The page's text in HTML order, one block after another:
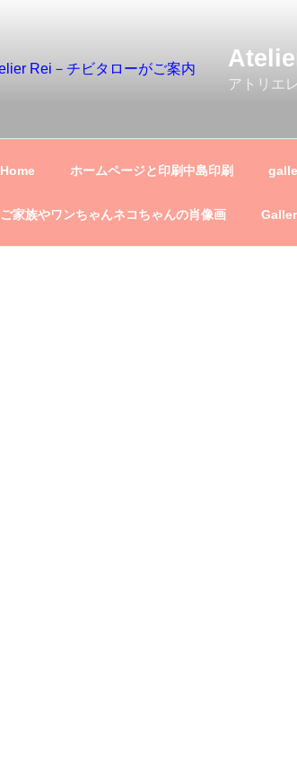
アトリエ
Home ホームページと印刷中島印刷
ご家族やワンちゃんネコちゃんの肖像画